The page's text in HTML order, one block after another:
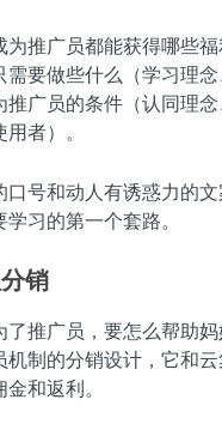
为推广员都能获得哪些
需要做些什么（学习理
广员的条件（认同理念
者）。
号和动人有诱惑力的文
习的第一个套路。
销
了推广员，要怎么帮助
机制的分销设计，它和
和返利。